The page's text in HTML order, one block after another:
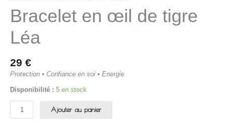
Bracelet en œil de tigre
Léa
29 €
Protection • Confiance en soi • Energie
Disponibilité : 5 en stock
Ajouter au panier